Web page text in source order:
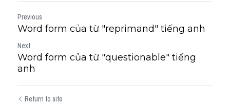
Previous
Word form của từ "reprimand" tiếng anh
Next
Word form của từ "questionable" tiếng
anh
Return to site